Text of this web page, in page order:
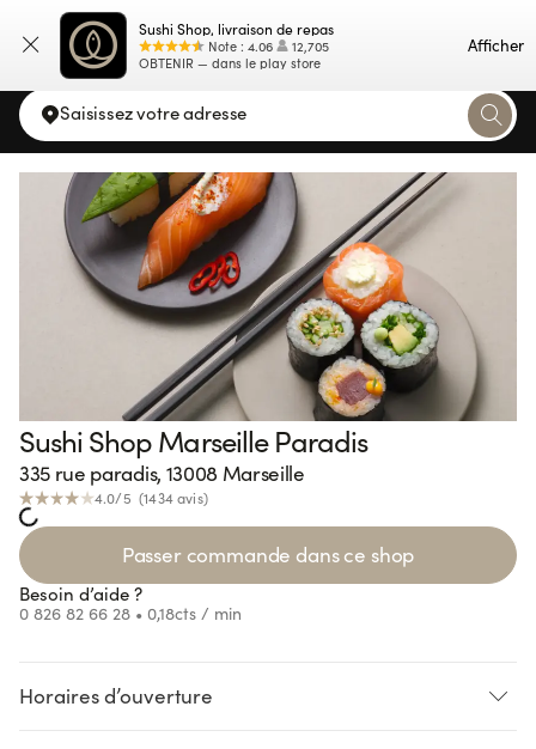
Sushi Shop, livraison de repas
Note : 4.06
12,705
OBTENIR — dans le play store
Afficher
Carte
Saisissez votre adresse
Sushi Shop Marseille Paradis
335 rue paradis, 13008 Marseille
4.0/5 (1434avis)
Passer commande dans ce shop
Besoin d’aide ?
0 826 82 66 28 • 0,18cts / min
Horaires d’ouverture